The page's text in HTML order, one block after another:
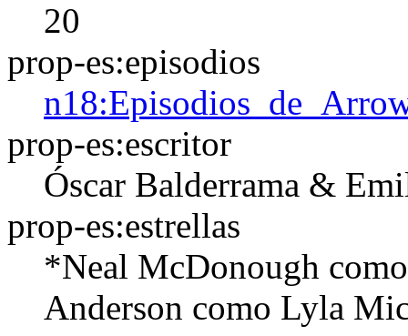
20
prop-es:episodios
prop-es:escritor
Óscar Balderrama &
prop-es:estrellas
*Neal McDonough
Anderson como Lyla